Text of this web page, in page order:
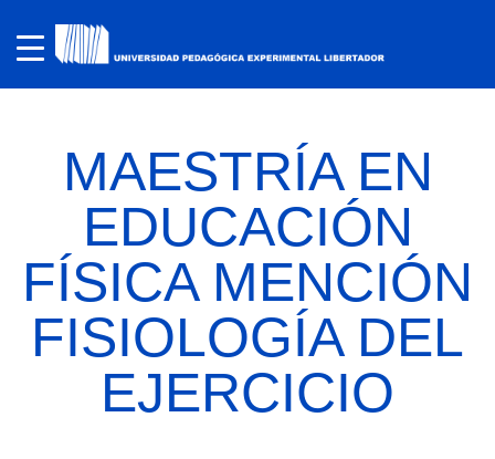
MAESTRÍA EN
EDUCACIÓN
FÍSICA MENCIÓN
FISIOLOGÍA DEL
EJERCICIO